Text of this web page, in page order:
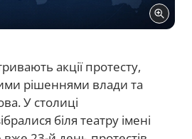
акції протесту,
рішеннями влади та
У столиці
біля театру імені